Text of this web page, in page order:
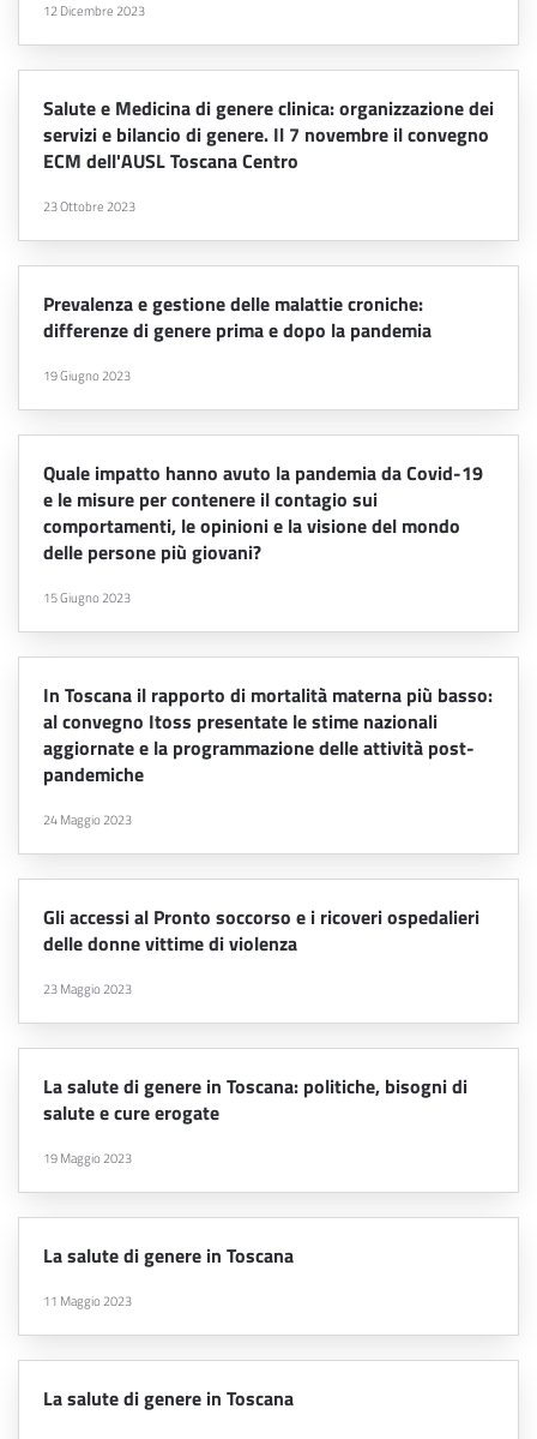
12 Dicembre 2023
Salute e Medicina di genere clinica: organizzazione dei
servizi e bilancio di genere. Il 7 novembre il convegno
ECM dell'AUSL Toscana Centro
23 Ottobre 2023
Prevalenza e gestione delle malattie croniche:
differenze di genere prima e dopo la pandemia
19 Giugno 2023
Quale impatto hanno avuto la pandemia da Covid-19
e le misure per contenere il contagio sui
comportamenti, le opinioni e la visione del mondo
delle persone più giovani?
15 Giugno 2023
In Toscana il rapporto di mortalità materna più basso:
al convegno Itoss presentate le stime nazionali
aggiornate e la programmazione delle attività post-
pandemiche
24 Maggio 2023
Gli accessi al Pronto soccorso e i ricoveri ospedalieri
delle donne vittime di violenza
23 Maggio 2023
La salute di genere in Toscana: politiche, bisogni di
salute e cure erogate
19 Maggio 2023
La salute di genere in Toscana
11 Maggio 2023
La salute di genere in Toscana